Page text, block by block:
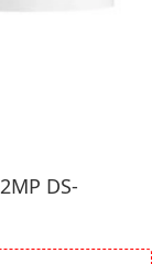
HIKVISION
DS-